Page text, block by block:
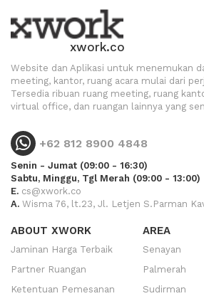
xwork.co
Website dan Aplikasi untuk menemukan
meeting, kantor, ruang acara mulai dari
Tersedia ribuan ruang meeting, ruang
virtual office, dan ruangan lainnya yang
+62 812 8900 4848
Senin - Jumat (09:00 - 16:30)
Sabtu, Minggu, Tgl Merah (09:00 - 13:00)
E. cs@xwork.co
A. Wisma 76, lt.23, Jl. Letjen S.Parman
ABOUT XWORK
Jaminan Harga Terbaik
Partner Ruangan
Ketentuan Pemesanan
AREA
Senayan
Palmerah
Sudirman